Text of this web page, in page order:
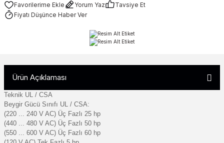
Yorum Yaz
Tavsiye Et
Fiyatı Düşünce Haber Ver
Ürün Açıklaması
Teknik UL / CSA
Beygir Gücü Sınıfı UL / CSA:
(220 ... 240 V AC) Üç Fazlı 25 hp
(440 ... 480 V AC) Üç Fazlı 50 hp
(550 ... 600 V AC) Üç Fazlı 60 hp